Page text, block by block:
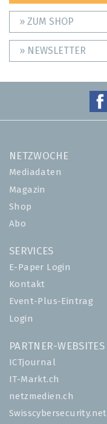
» ZUM SHOP
» NEWSLETTER
NETZWOCHE
Mediadaten
Magazin
Shop
Abo
SERVICES
E-Paper Login
Kontakt
Event-Plus-Eintrag
Login
PARTNER-WEBSITES
ICTjournal
IT-Markt.ch
netzmedien.ch
Swisscybersecurity.net